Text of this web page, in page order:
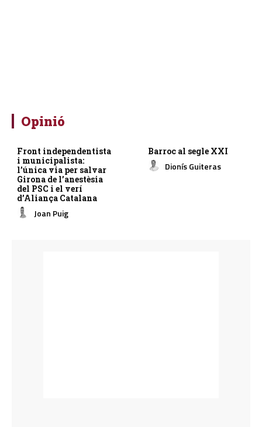
Opinió
Front independentista
i municipalista:
l’única via per salvar
Girona de l’anestèsia
del PSC i el verí
d’Aliança Catalana
Joan Puig
Barroc al segle XXI
Dionís Guiteras